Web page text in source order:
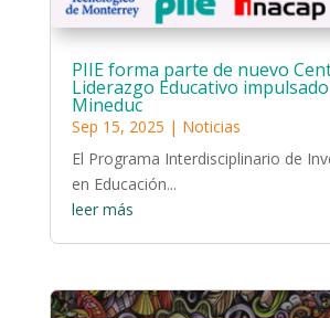
PIIE forma parte de nuevo
Liderazgo Educativo
Mineduc
Sep 15, 2025 | Noticias
El Programa Interdisciplinario de
en Educación...
leer más